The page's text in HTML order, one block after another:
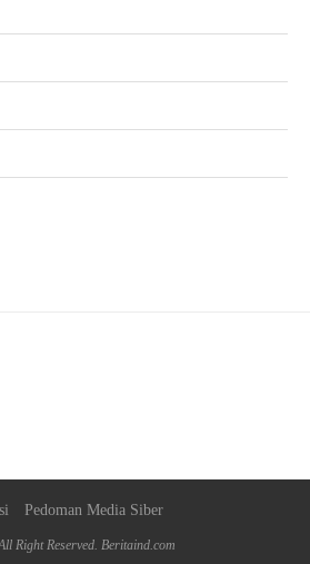
Pedoman Media Siber
Right Reserved. Beritaind.com